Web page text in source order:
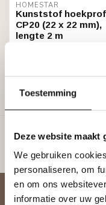
Toestemming
Deze website maakt
We gebruiken
personaliseren, om
en om ons
informatie over uw
HOMESTAR
Kunststof
CP20 (22 x 22 mm),
lengte 2 m
Abonneer je op